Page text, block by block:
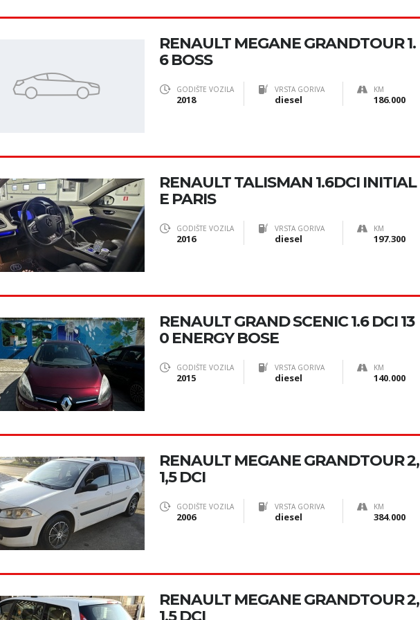
RENAULT MEGANE GRANDTOUR 1.
6 BOSS
GODIŠTE VOZILA
2018
VRSTA GORIVA
diesel
KM
186.000
RENAULT TALISMAN 1.6DCI INITIAL
E PARIS
GODIŠTE VOZILA
2016
VRSTA GORIVA
diesel
KM
197.300
RENAULT GRAND SCENIC 1.6 DCI 13
0 ENERGY BOSE
GODIŠTE VOZILA
2015
VRSTA GORIVA
diesel
KM
140.000
RENAULT MEGANE GRANDTOUR 2,
1,5 DCI
GODIŠTE VOZILA
2006
VRSTA GORIVA
diesel
KM
384.000
RENAULT MEGANE GRANDTOUR 2,
1,5 DCI